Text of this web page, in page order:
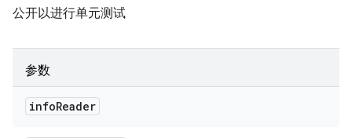
公开以进行单元测试
参数
infoReader